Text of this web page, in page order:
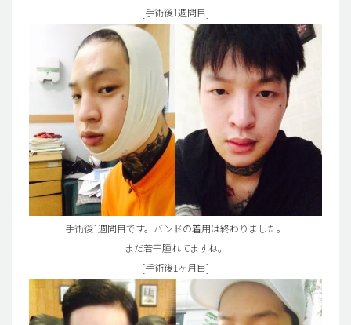
[手術後1週間目]
手術後1週間目です。バンドの着用は終わりました。
まだ若干腫れてますね。
[手術後1ヶ月目]